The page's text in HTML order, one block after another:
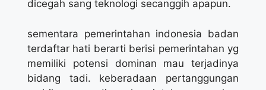
dicegah sang teknologi secanggih apapun.
sementara pemerintahan indonesia badan
terdaftar hati berarti berisi pemerintahan yg
memiliki potensi dominan mau terjadinya
bidang tadi. keberadaan pertanggungan